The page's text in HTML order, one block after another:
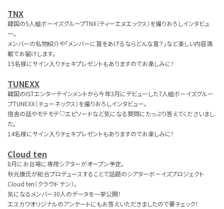
TNX
韓国の5人組ボーイズグループTNX（ティーエヌエックス）を撮りおろしインタビュ
ー。
メンバーの私物紹介や「メンバーに賞をあげるならどんな賞？」など楽しい内容満
載でお届けします。
15名様にサイン入りチェキプレゼントもありますのでお楽しみに！
TUNEXX
韓国のISTエンターテインメントから今年3月にデビューした7人組ボーイズグルー
プTUNEXX（チューネックス）を撮りおろしインタビュー。
宿舎の話やモテモテ♡エピソードなど気になる質問にたっぷり答えてくださいまし
た。
14名様にサイン入りチェキプレゼントもありますのでお楽しみに！
Cloud ten
8月にお台場に専用シアターがオープン予定。
秋元康氏が総合プロデュースすることで話題のシアターボーイズプロジェクト
Cloud ten（クラウド テン）。
気になるメンバー30人のデータを一挙公開！
エスカワオリジナルのアンケートにもお答えいただきましたので要チェック！